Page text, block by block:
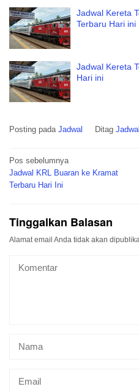
Jadwal Kereta
Terbaru Hari ini
Jadwal Kereta
Hari ini
Posting pada Jadwal Ditag
Navigasi
pos
Pos sebelumnya
Jadwal KRL Buaran ke Kramat
Terbaru Hari Ini
Tinggalkan Balasan
Alamat email Anda tidak akan